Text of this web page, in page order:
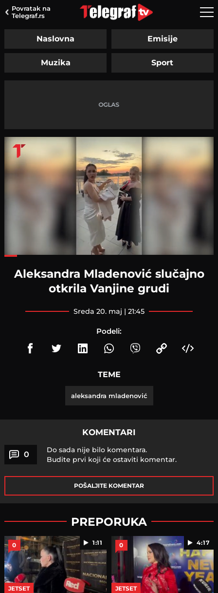
Povratak na
Telegraf.rs
Naslovna Emisije
Muzika Sport
Aleksandra Mladenović slučajno
otkrila Vanjine grudi
sreda 20. maj | 21:45
Podeli:
TEME
aleksandra mladenović
KOMENTARI
0
Do sada nije bilo komentara.
Budite prvi koji će ostaviti komentar.
POŠALJITE KOMENTAR
PREPORUKA
1:11
0
JETSET
4:17
0
JETSET